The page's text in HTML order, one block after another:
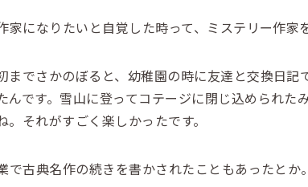
作家になりたいと自覚した時って、ミステリー作
までさかのぼると、幼稚園の時に友達と交換日記
んです。雪山に登ってコテージに閉じ込められ
。それがすごく楽しかったです。
業で古典名作の続きを書かされたこともあったとか。